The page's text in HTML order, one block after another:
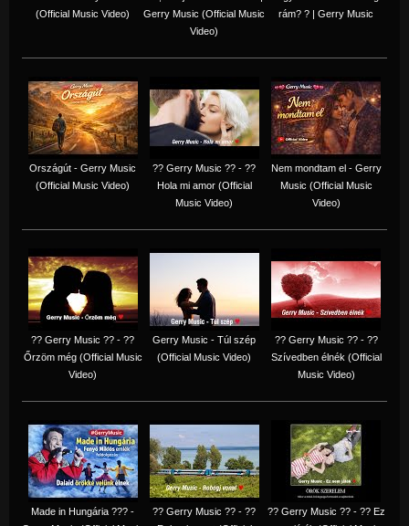
(Official Music Video)
Gerry Music (Official Music
Video)
rám? ? | Gerry Music
Országút - Gerry Music
(Official Music Video)
?? Gerry Music ?? - ??
Hola mi amor (Official
Music Video)
Nem mondtam el - Gerry
Music (Official Music
Video)
?? Gerry Music ?? - ??
Őrzöm még (Official Music
Video)
Gerry Music - Túl szép
(Official Music Video)
?? Gerry Music ?? - ??
Szívedben élnék (Official
Music Video)
Made in Hungária ??? -
?? Gerry Music ?? - ??
?? Gerry Music ?? - ?? Ez